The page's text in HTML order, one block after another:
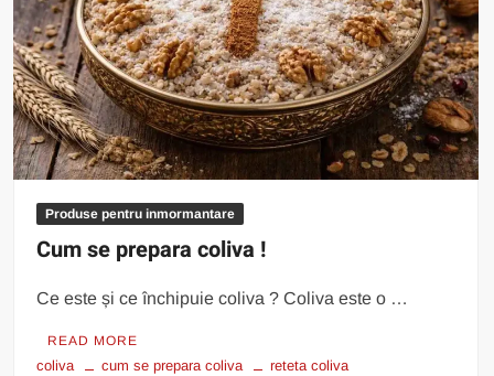
Produse pentru inmormantare
Cum se prepara coliva !
Ce este și ce închipuie coliva ? Coliva este o …
READ MORE
coliva cum se prepara coliva reteta coliva